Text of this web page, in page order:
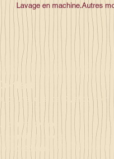
Lavage en machine.Autres
Contact
la_plume_d_alice@yahoo.com
La plume d'Alice
2, lieu dit la rivière
35140 Gosné